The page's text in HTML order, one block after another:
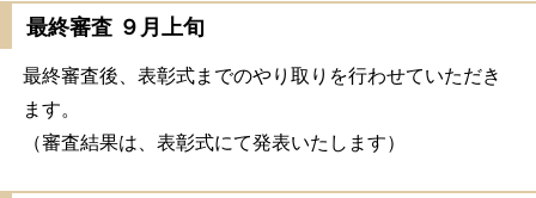
最終審査 ９月上旬
最終審査後、表彰式までのやり取りを行わせていただき
ます。
（審査結果は、表彰式にて発表いたします）